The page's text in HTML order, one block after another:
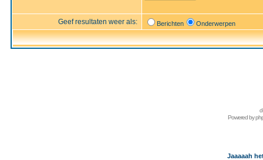
Geef resultaten weer als: Berichten Onderwerpen
Powered by
Jaaaaah